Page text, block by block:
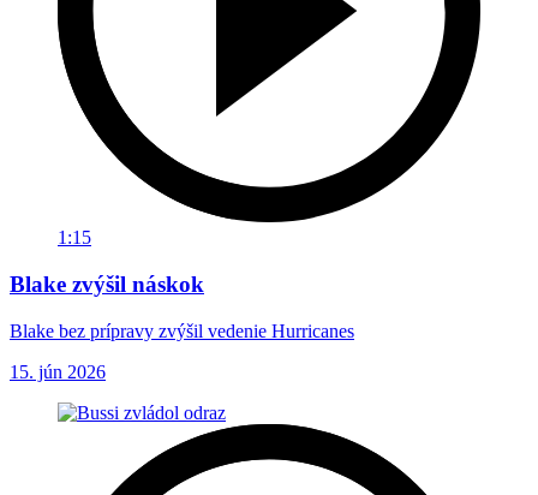
1:15
Blake zvýšil náskok
Blake bez prípravy zvýšil vedenie Hurricanes
15. jún 2026